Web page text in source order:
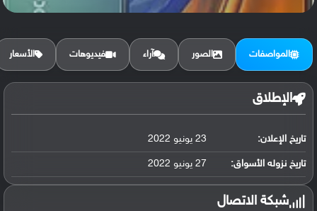
الرام / التخزين:
البطارية:
ليثيوم بوليمر سعة 4500 مللي أمبير, غير ق...
المواصفات الصور آراء فيديوهات الأسعار
الإطلاق
تاريخ الإعلان: 23 يونيو 2022
تاريخ نزوله الأسواق: 27 يونيو 2022
شبكة الاتصال